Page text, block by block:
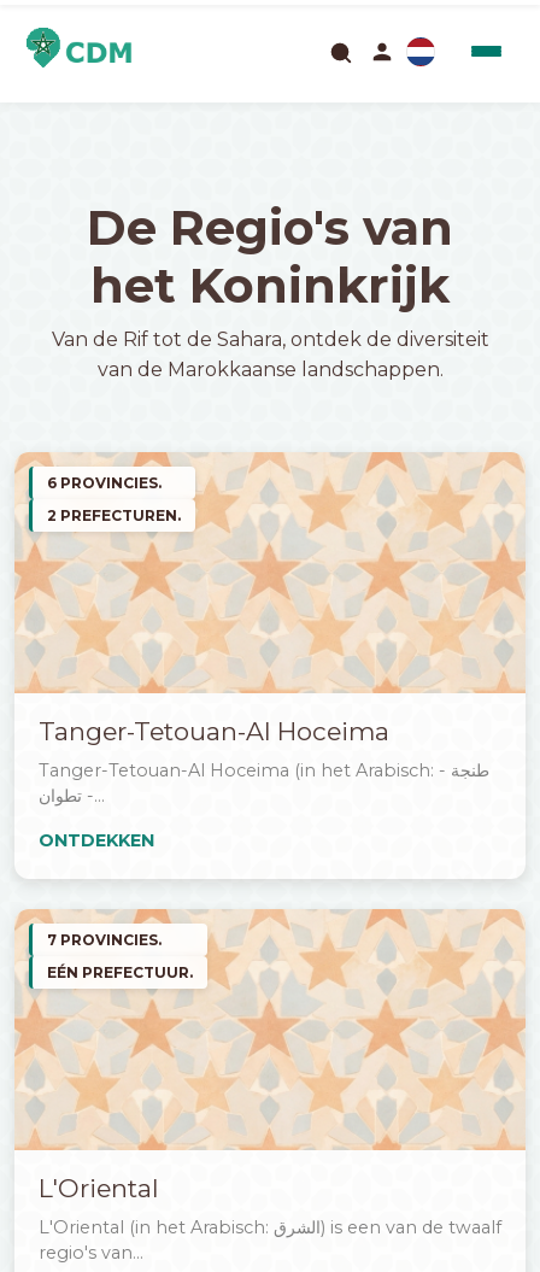
De Regio's van
het Koninkrijk
Van de Rif tot de Sahara, ontdek de diversiteit
van de Marokkaanse landschappen.
6 PROVINCIES.
2 PREFECTUREN.
Tanger-Tetouan-Al Hoceima
Tanger-Tetouan-Al Hoceima (in het Arabisch: طنجة -
تطوان -...
ONTDEKKEN
7 PROVINCIES.
EÉN PREFECTUUR.
L'Oriental
L'Oriental (in het Arabisch: الشرق) is een van de twaalf
regio's van...